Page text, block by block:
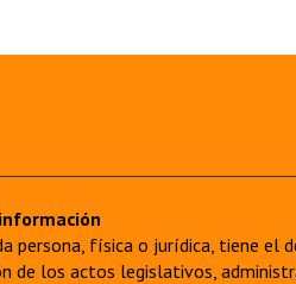
persona, física o jurídica, tiene el
de los actos legislativos,